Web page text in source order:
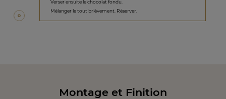
Verser ensuite le chocolat fondu.
Mélanger le tout brièvement. Réserver.
Montage et Finition